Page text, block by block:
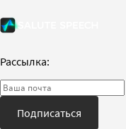
Рассылка:
Подписаться